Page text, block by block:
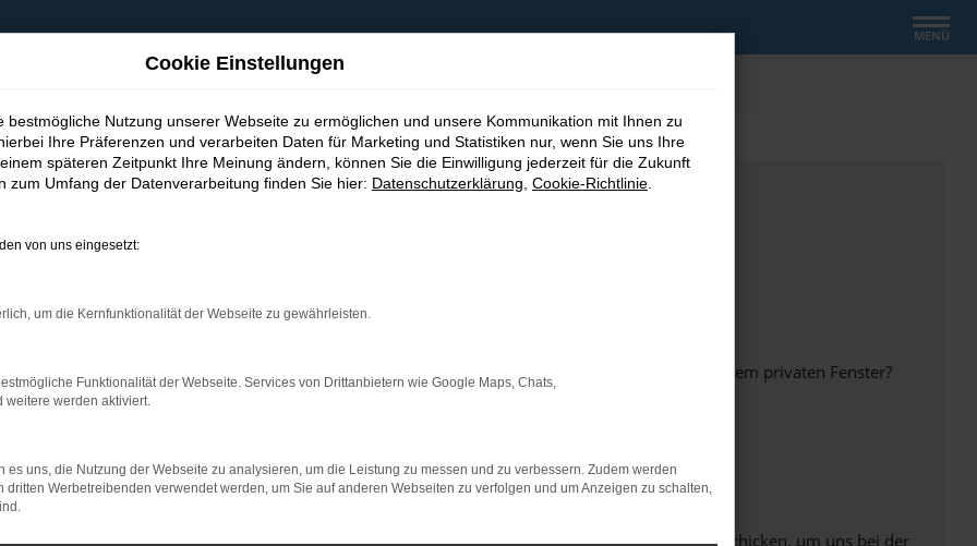
MENÜ
bestimmter Seiten verhindern. Funktioniert die Seite in einem anderen Browser oder in einem privaten Fenster?
beheben.
auf dem neuesten Stand sind.
kann auch dazu führen, dass bestimmte Funktionen nicht mehr unterstützt werden.
uns bitte. Wir werden versuchen, das Problem zu beheben. Du kannst uns diesen Text schicken, um uns bei der
Cookie Einstellungen
bestmögliche Nutzung unserer Webseite zu ermöglichen und unsere Kommunikation mit Ihnen zu
Ihre Präferenzen und verarbeiten Daten für Marketing und Statistiken nur, wenn Sie uns Ihre
späteren Zeitpunkt Ihre Meinung ändern, können Sie die Einwilligung jederzeit für die Zukunft
zum Umfang der Datenverarbeitung finden Sie hier: Datenschutzerklärung Cookie-Richtlinie
von uns eingesetzt:
um die Kernfunktionalität der Webseite zu gewährleisten.
Funktionalität der Webseite. Services von Drittanbietern wie Google Maps, Chats,
weitere werden aktiviert.
es uns, die Nutzung der Webseite zu analysieren, um die Leistung zu messen und zu verbessern. Zudem werden
dritten Werbetreibenden verwendet werden, um Sie auf anderen Webseiten zu verfolgen und um Anzeigen zu schalten,